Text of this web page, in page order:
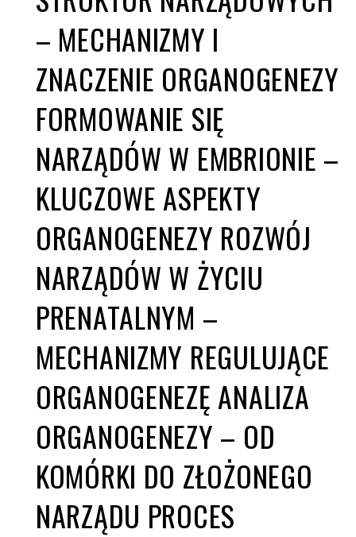
– MECHANIZMY I
ZNACZENIE ORGANOGENEZY
FORMOWANIE SIĘ
NARZĄDÓW W EMBRIONIE –
KLUCZOWE ASPEKTY
ORGANOGENEZY ROZWÓJ
NARZĄDÓW W ŻYCIU
PRENATALNYM –
MECHANIZMY REGULUJĄCE
ORGANOGENEZĘ ANALIZA
ORGANOGENEZY – OD
KOMÓRKI DO ZŁOŻONEGO
NARZĄDU PROCES